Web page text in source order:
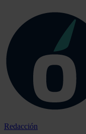
Redacción